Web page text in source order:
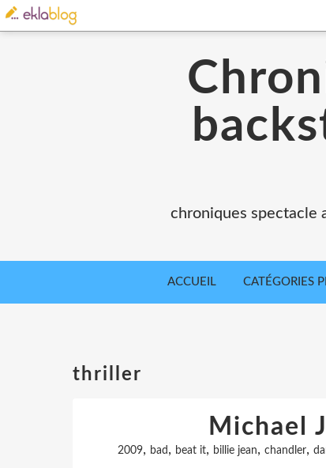
chroniques spectacle
ACCUEIL CATÉGORIES
thriller
Michael
2009, bad , beat it, billie jean, chandler,